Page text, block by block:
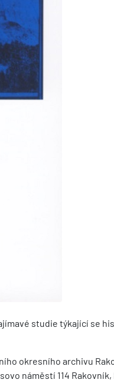
studie týkající se
okresního archivu
náměstí 114 Rakovník,